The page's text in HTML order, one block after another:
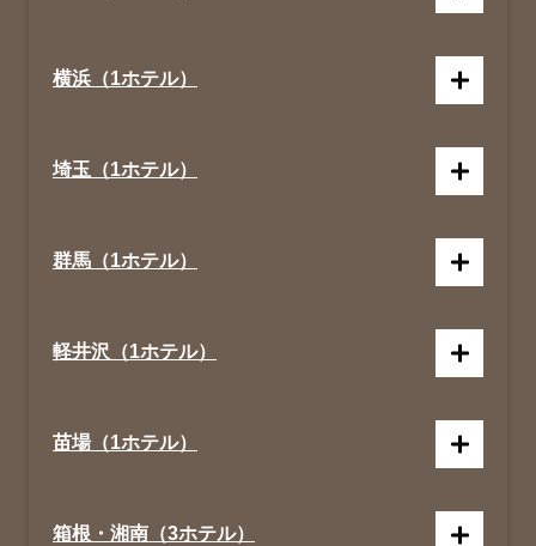
横浜（1ホテル）
埼玉（1ホテル）
群馬（1ホテル）
軽井沢（1ホテル）
苗場（1ホテル）
箱根・湘南（3ホテル）